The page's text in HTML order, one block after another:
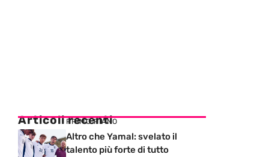
Articoli recenti
PRIMO PIANO
Altro che Yamal: svelato il
talento più forte di tutto